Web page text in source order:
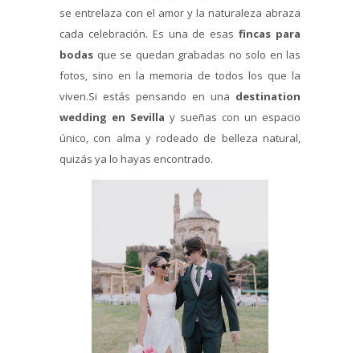
se entrelaza con el amor y la naturaleza abraza
cada celebración. Es una de esasfincas para
bodas que se quedan grabadas no solo en las
fotos, sino en la memoria de todos los que la
viven.Si estás pensando en una destination
wedding en Sevilla y sueñas con un espacio
único, con alma y rodeado de belleza natural,
quizás ya lo hayas encontrado.